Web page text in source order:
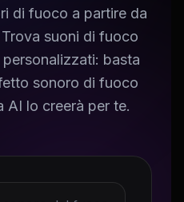
di fuoco a partire da
suoni di fuoco
basta
sonoro di fuoco
AI lo creerà per te.